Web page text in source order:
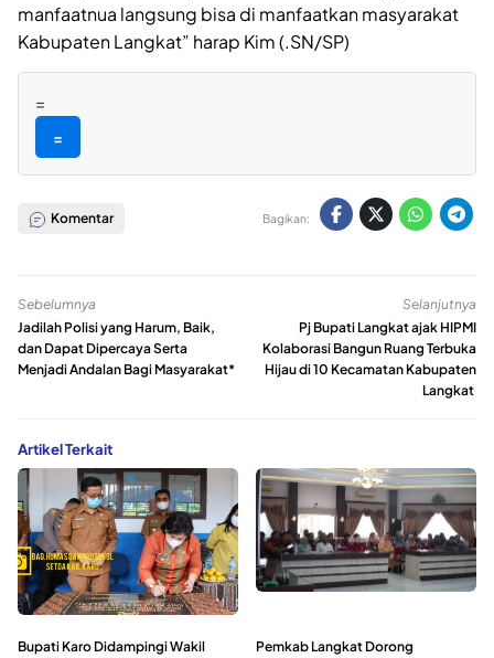
manfaatnua langsung bisa di manfaatkan masyarakat
Kabupaten Langkat” harap Kim (.SN/SP)
=
=
Komentar Bagikan:
Sebelumnya
Jadilah Polisi yang Harum, Baik,
dan Dapat Dipercaya Serta
Menjadi Andalan Bagi Masyarakat*
Selanjutnya
Pj Bupati Langkat ajak HIPMI
Kolaborasi Bangun Ruang Terbuka
Hijau di 10 Kecamatan Kabupaten
Langkat
Artikel Terkait
Bupati Karo Didampingi Wakil Pemkab Langkat Dorong